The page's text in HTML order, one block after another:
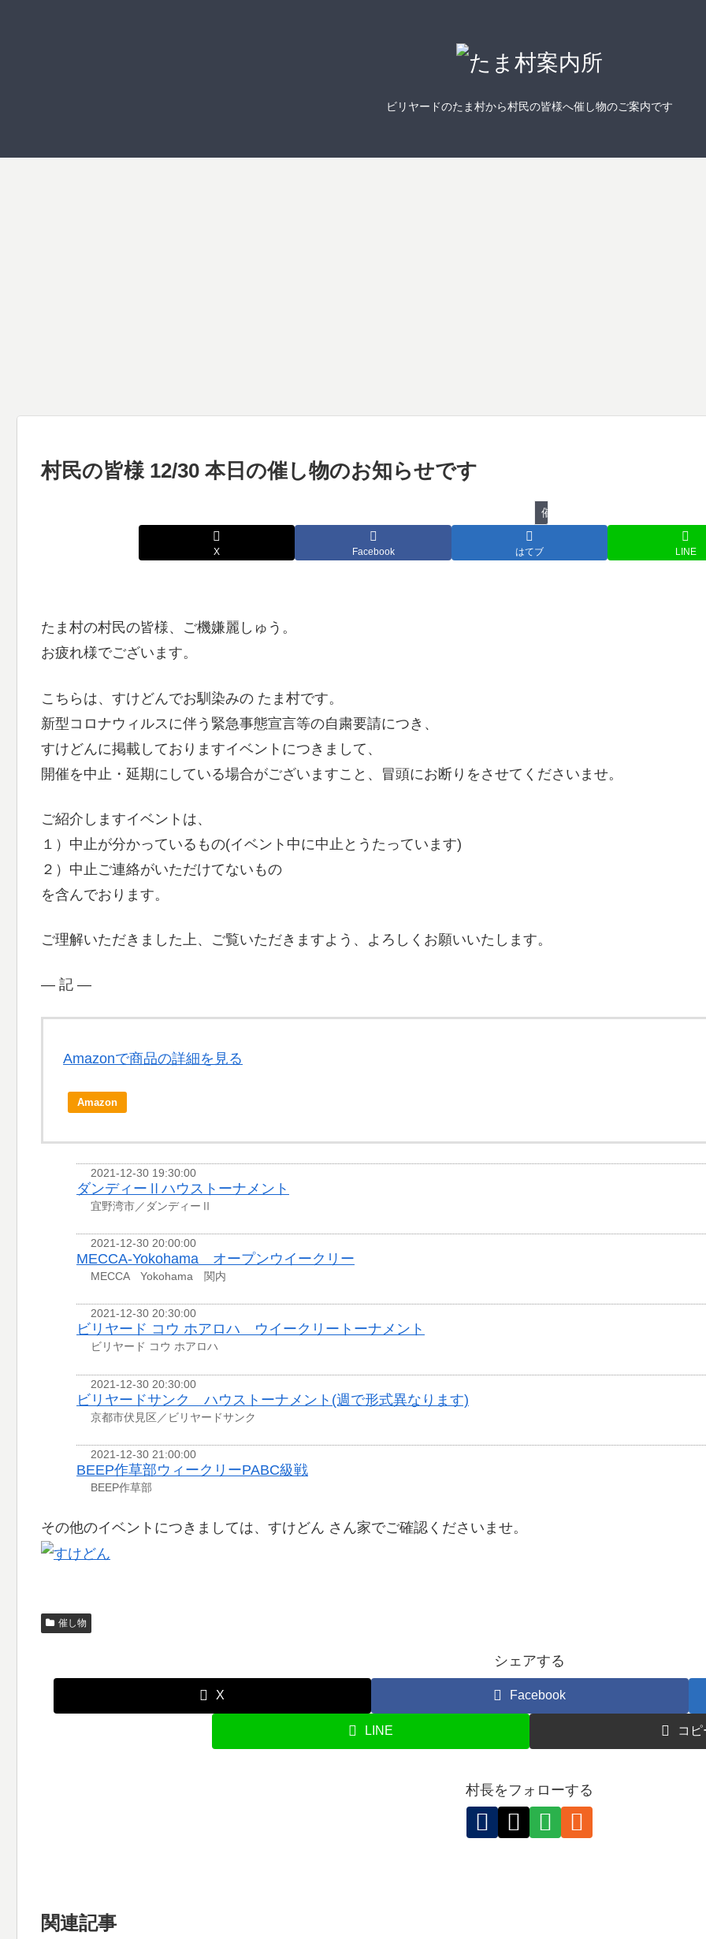
ビリヤードのたま村から村民の皆様へ催し物のご案内です
村民の皆様 12/30 本日の催し物のお知らせです
催し物
X Facebook はてブ LINE
たま村の村民の皆様、ご機嫌麗しゅう。
お疲れ様でございます。
こちらは、すけどんでお馴染みの たま村です。
新型コロナウィルスに伴う緊急事態宣言等の自粛要請につき、
すけどんに掲載しておりますイベントにつきまして、
開催を中止・延期にしている場合がございますこと、冒頭にお断りをさせてくださいませ。
ご紹介しますイベントは、
１）中止が分かっているもの(イベント中に中止とうたっています)
２）中止ご連絡がいただけてないもの
を含んでおります。
ご理解いただきました上、ご覧いただきますよう、よろしくお願いいたします。
― 記 ―
Amazonで商品の詳細を見る
Amazon
2021-12-30 19:30:00
ダンディーⅡハウストーナメント
宜野湾市／ダンディーⅡ
2021-12-30 20:00:00
MECCA-Yokohama オープンウイークリー
MECCA Yokohama 関内
2021-12-30 20:30:00
ビリヤード コウ ホアロハ ウイークリートーナメント
ビリヤード コウ ホアロハ
2021-12-30 20:30:00
ビリヤードサンク ハウストーナメント(週で形式異なります)
京都市伏見区／ビリヤードサンク
2021-12-30 21:00:00
BEEP作草部ウィークリーPABC級戦
BEEP作草部
その他のイベントにつきましては、すけどん さん家でご確認くださいませ。
催し物
シェアする
X Facebook
LINE コピ
村長をフォローする
関連記事